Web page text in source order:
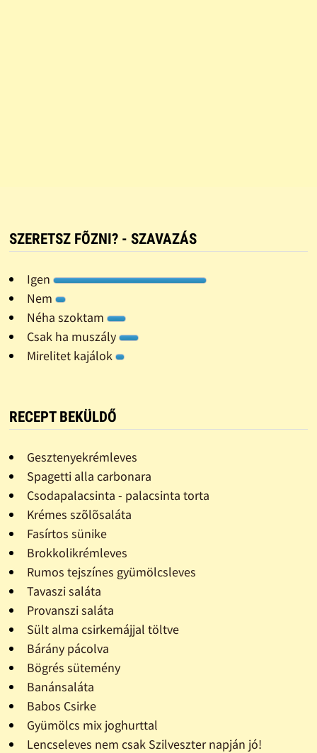
SZERETSZ FÕZNI? - SZAVAZÁS
Igen
Nem
Néha szoktam
Csak ha muszály
Mirelitet kajálok
RECEPT BEKÜLDŐ
Gesztenyekrémleves
Spagetti alla carbonara
Csodapalacsinta - palacsinta torta
Krémes szõlõsaláta
Fasírtos sünike
Brokkolikrémleves
Rumos tejszínes gyümölcsleves
Tavaszi saláta
Provanszi saláta
Sült alma csirkemájjal töltve
Bárány pácolva
Bögrés sütemény
Banánsaláta
Babos Csirke
Gyümölcs mix joghurttal
Lencseleves nem csak Szilveszter napján jó!